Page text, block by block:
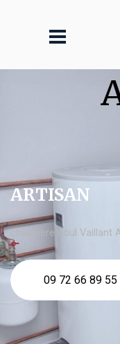
ARTISAN
chaudière fioul Vaillant
09 72 66 89 55